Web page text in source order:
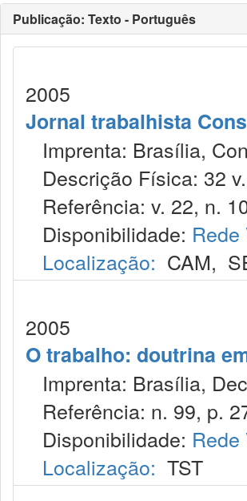
Publicação: Texto - Português
2005
Jornal trabalhista
Imprenta: Brasília,
Descrição Física: 32
Referência: v. 22, n.
Disponibilidade:
Localização: CAM,
2005
O trabalho: doutrina
Imprenta: Brasília,
Referência: n. 99, p.
Disponibilidade:
Localização: TST